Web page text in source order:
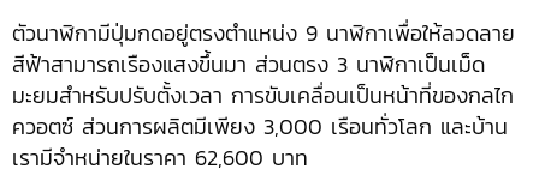
ตัวนาฬิกามีปุ่มกดอยู่ตรงตำแหน่ง 9 นาฬิกาเพื่อให้ลวดลาย
สีฟ้าสามารถเรืองแสงขึ้นมา ส่วนตรง 3 นาฬิกาเป็นเม็ด
มะยมสำหรับปรับตั้งเวลา การขับเคลื่อนเป็นหน้าที่ของกลไก
ควอตซ์ ส่วนการผลิตมีเพียง 3,000 เรือนทั่วโลก และบ้าน
เรามีจำหน่ายในราคา 62,600 บาท